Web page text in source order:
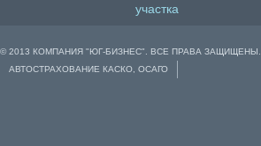
участка
© 2013 КОМПАНИЯ "ЮГ-БИЗНЕС". ВСЕ ПРАВА ЗАЩИЩЕНЫ.
АВТОСТРАХОВАНИЕ КАСКО, ОСАГО